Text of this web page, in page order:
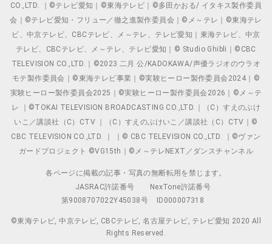
CO.,LTD. ｜©テレビ愛知｜©東海テレビ｜©多田かおる/ イタキス製作委員
会｜©テレビ愛知・フリュー／徹之進製作委員会｜©メ～テレ｜©東海テレ
ビ、中京テレビ、CBCテレビ、メ～テレ、テレビ愛知｜東海テレビ、中京
テレビ、CBCテレビ、メ～テレ、テレビ愛知｜© Studio Ghibli｜©CBC
TELEVISION CO.,LTD.｜©2023 二月 公/KADOKAWA/声優ラジオのウラオ
モテ製作委員会｜©東海テレビ事業｜©実験ヒーロー製作委員会2024｜©
実験ヒーロー製作委員会2025｜©実験ヒーロー製作委員会2026｜©メ～テ
レ ｜©TOKAI TELEVISION BROADCASTING CO.,LTD.｜（C）すえのぶけ
いこ／講談社（C）CTV ｜（C）すえのぶけいこ／講談社（C）CTV｜©
CBC TELEVISION CO.,LTD. ｜ ｜© CBC TELEVISION CO.,LTD. ｜©ヴァン
ガードプロジェクト ©VG15th｜©メ～テレNEXT／ダンスチャンネル
各ページに掲載の記事・写真の無断転用を禁じます。
JASRAC許諾番号
NexTone許諾番号
第9008707022Y45038号
ID000007318
©東海テレビ, 中京テレビ, CBCテレビ, 名古屋テレビ, テレビ愛知 2020 All
Rights Reserved.